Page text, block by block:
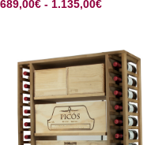
689,00€ - 1.135,00€